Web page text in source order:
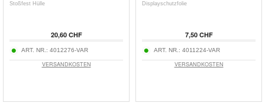
Stoßfest Hülle
20,60 CHF
ART. NR.: 4012276-VAR
VERSANDKOSTEN
Displayschutzfolie
7,50 CHF
ART. NR.: 4011224-VAR
VERSANDKOSTEN